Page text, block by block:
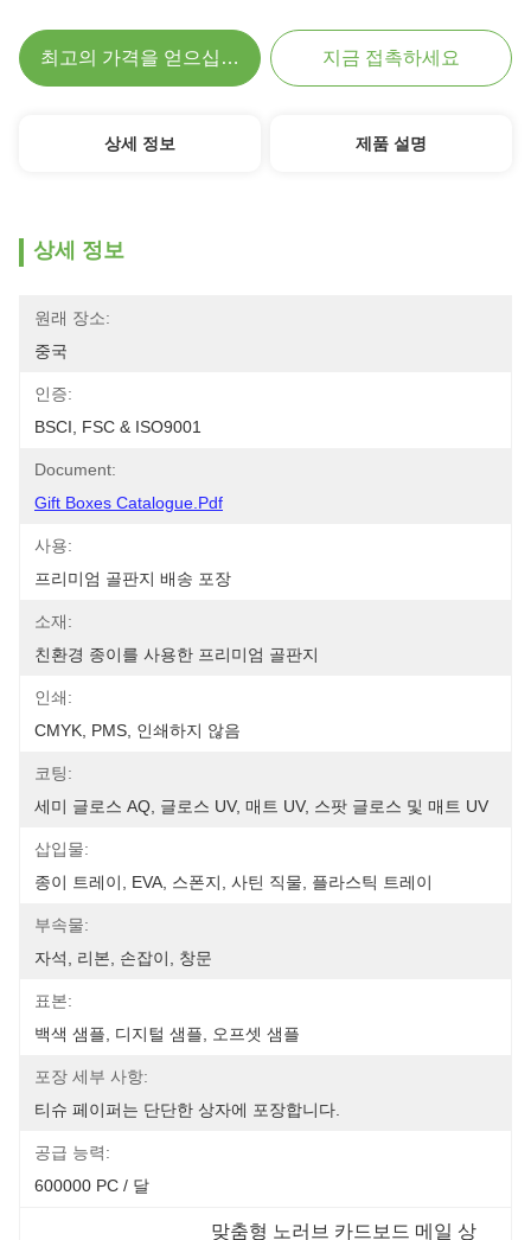
최고의 가격을 얻으십시오 지금 접촉하세요
상세 정보 제품 설명
상세 정보
원래 장소:
중국
인증:
BSCI, FSC & ISO9001
Document:
Gift Boxes Catalogue.pdf
사용:
프리미엄 골판지 배송 포장
소재:
친환경 종이를 사용한 프리미엄 골판지
인쇄:
CMYK, PMS, 인쇄하지 않음
코팅:
세미 글로스 AQ, 글로스 UV, 매트 UV, 스팟 글로스 및 매트 UV
삽입물:
종이 트레이, EVA, 스폰지, 사틴 직물, 플라스틱 트레이
부속물:
자석, 리본, 손잡이, 창문
표본:
백색 샘플, 디지털 샘플, 오프셋 샘플
포장 세부 사항:
티슈 페이퍼는 단단한 상자에 포장합니다.
공급 능력:
600000 PC / 달
맞춤형 노러브 카드보드 메일 상